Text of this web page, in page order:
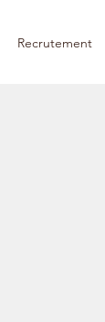
Recrutement